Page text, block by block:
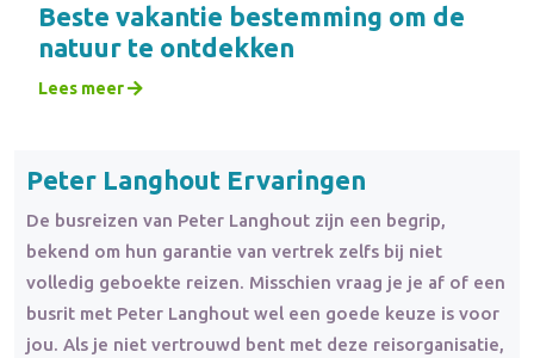
Beste vakantie bestemming om de
natuur te ontdekken
Lees meer
Peter Langhout Ervaringen
De busreizen van Peter Langhout zijn een begrip,
bekend om hun garantie van vertrek zelfs bij niet
volledig geboekte reizen. Misschien vraag je je af of een
busrit met Peter Langhout wel een goede keuze is voor
jou. Als je niet vertrouwd bent met deze reisorganisatie,